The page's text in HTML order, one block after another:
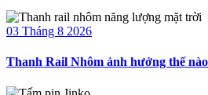
03 Tháng 8 2026
Thanh Rail Nhôm ảnh hưởng thế nào